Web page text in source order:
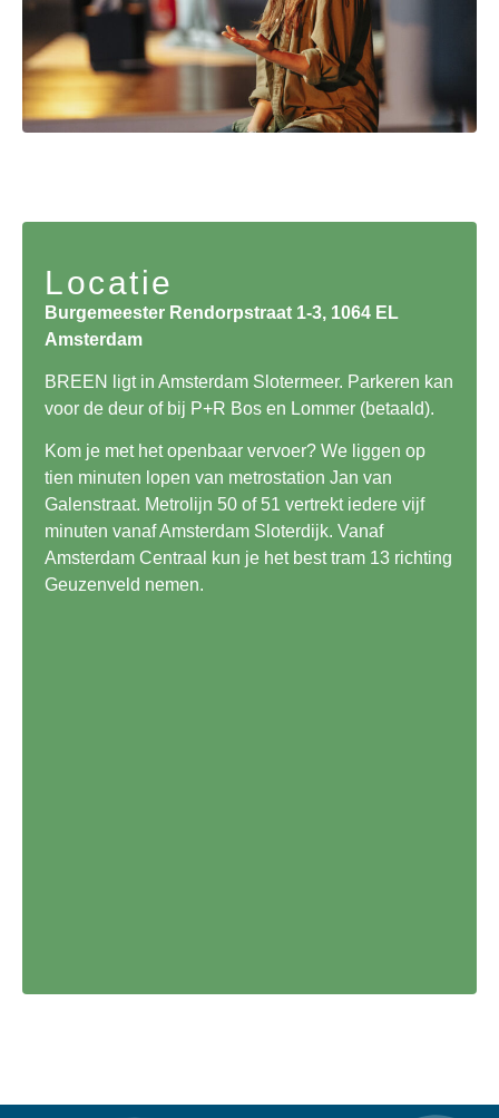
Locatie
Burgemeester Rendorpstraat 1-3, 1064 EL
Amsterdam
BREEN ligt in Amsterdam Slotermeer. Parkeren kan
voor de deur of bij P+R Bos en Lommer (betaald).
Kom je met het openbaar vervoer? We liggen op
tien minuten lopen van metrostation Jan van
Galenstraat. Metrolijn 50 of 51 vertrekt iedere vijf
minuten vanaf Amsterdam Sloterdijk. Vanaf
Amsterdam Centraal kun je het best tram 13 richting
Geuzenveld nemen.